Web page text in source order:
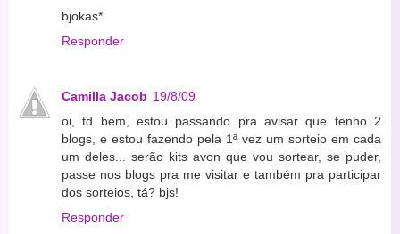
bjokas*
Responder
Camilla Jacob 19/8/09
oi, td bem, estou passando pra avisar que tenho 2
blogs, e estou fazendo pela 1ª vez um sorteio em cada
um deles... serão kits avon que vou sortear, se puder,
passe nos blogs pra me visitar e também pra participar
dos sorteios, tá? bjs!
Responder